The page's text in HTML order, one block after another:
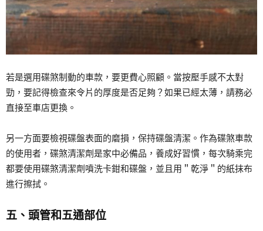
若是選用碟煞制動的車款，要更費心照顧。當按壓手感不太對
勁，要記得檢查來令片的厚度是否足夠？如果已經太薄，請務必
直接至車店更換。
另一方面要檢視碟盤表面的磨損，保持碟盤清潔。作為碟煞車款
的使用者，碟煞清潔劑是家中必備品，養成好習慣，每次騎乘完
都要使用碟煞清潔劑噴洗卡鉗和碟盤，並且用＂乾淨＂的紙抹布
進行擦拭。
五、頭管和五通部位